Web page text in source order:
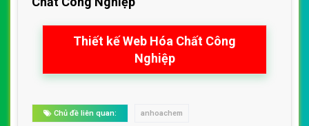
Thiết kế Web Hóa Chất Công
Nghiệp
Chủ đề liên quan: anhoachem